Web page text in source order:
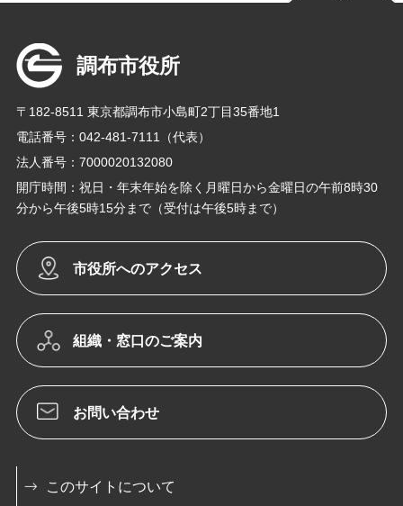
調布市役所
〒182-8511 東京都調布市小島町2丁目35番地1
電話番号：042-481-7111（代表）
法人番号：7000020132080
開庁時間：祝日・年末年始を除く月曜日から金曜日の午前8時30
分から午後5時15分まで（受付は午後5時まで）
市役所へのアクセス
組織・窓口のご案内
お問い合わせ
このサイトについて